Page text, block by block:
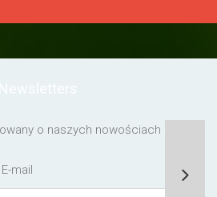
o naszych nowościach lub o
mail